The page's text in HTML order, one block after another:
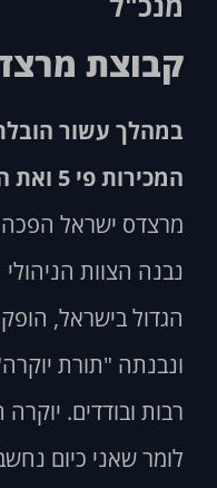
קבוצת
במהלך עשור
המכירות פי 5 ואת הרווחיות באלפי אחוזים.
מרצדס ישראל
נבנה הצוות
הגדול בישראל,
ונבנתה "תורת
רבות ובודדים.
לומר שאני כיום